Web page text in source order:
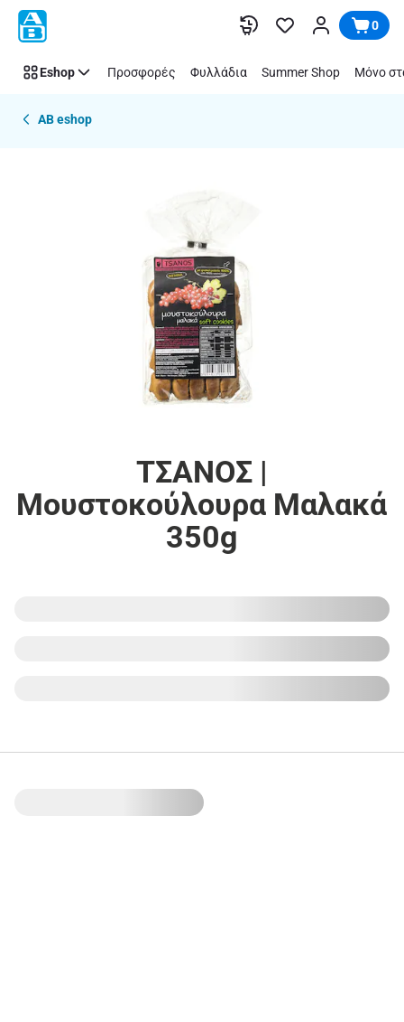
Παράλειψη 0
Eshop Προσφορές Φυλλάδια Summer Shop Μόνο
AB eshop
ΤΣΑΝΟΣ |
Μουστοκούλουρα Μαλακά
350g